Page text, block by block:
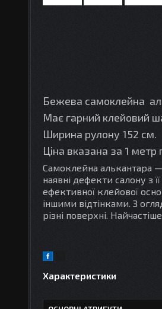
Бежева самоклейна
Має гарний клейовий
Ширина рулону 152 см.
Ціна вказана за 1
Самоклейна алькантара —
наявні дефекти салону з
ефективної клейової
іншими відтінками. З
різні поверхні.
Характеристики